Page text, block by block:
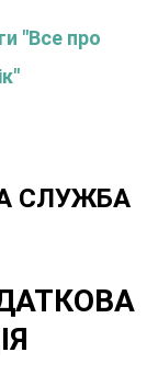
"Все про
СЛУЖБА